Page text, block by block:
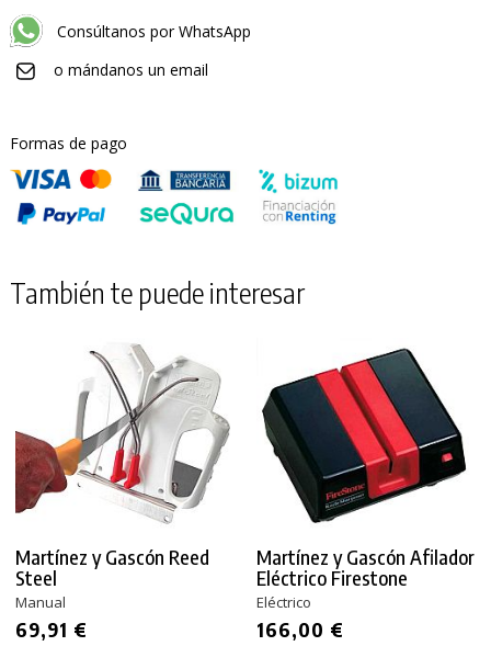
Consúltanos por WhatsApp
o mándanos un email
Formas de pago
También te puede interesar
Martínez y Gascón Reed
Steel
Manual
69,91 €
Martínez y Gascón Afilador
Eléctrico Firestone
Eléctrico
166,00 €